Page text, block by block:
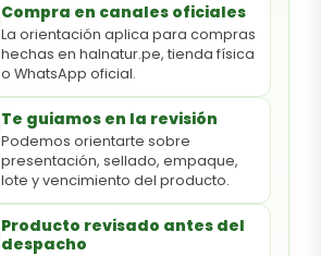
Compra en canales oficiales
La orientación aplica para compras
hechas en halnatur.pe, tienda física
o WhatsApp oficial.
Te guiamos en la revisión
Podemos orientarte sobre
presentación, sellado, empaque,
lote y vencimiento del producto.
Producto revisado antes del
despacho